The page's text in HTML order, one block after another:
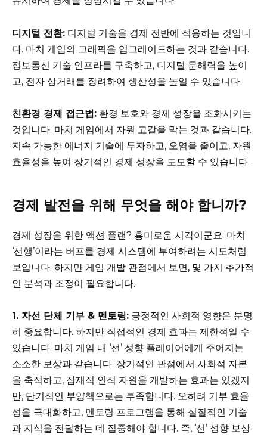
디지털 전환: 디지털 기술을 경제 전반에 적용하는 것입니
다. 마치 게임의 그래픽을 업그레이드하는 것과 같습니다.
정보통신 기술 인프라를 구축하고, 디지털 문해력을 높이
고, 전자 상거래를 장려하여 생산성을 높일 수 있습니다.
친환경 경제 접근법: 환경 보호와 경제 성장을 조화시키는
것입니다. 마치 게임에서 자원 고갈을 막는 것과 같습니다.
지속 가능한 에너지 기술에 투자하고, 오염을 줄이고, 자원
효율성을 높여 장기적인 경제 성장을 도모할 수 있습니다.
경제 발전을 위해 무엇을 해야 합니까?
경제 성장을 위한 액션 플랜? 흥미로운 시각이군요. 마치
‘선행’이라는 버프를 경제 시스템에 부여하려는 시도처럼
보입니다. 하지만 게임 개발 관점에서 보면, 몇 가지 추가적
인 분석과 조정이 필요합니다.
1. 자선 단체 기부 & 멘토링: 긍정적인 사회적 영향은 분명
히 중요합니다. 하지만 직접적인 경제 효과는 제한적일 수
있습니다. 마치 게임 내 ‘선’ 성향 플레이어에게 주어지는
소소한 보상과 같습니다. 장기적인 관점에서 사회적 자본
을 축적하고, 잠재적 인적 자원을 개발하는 효과는 있겠지
만, 단기적인 부양책으로는 부족합니다. 오히려 기부 효율
성을 극대화하고, 멘토링 프로그램을 통해 실질적인 기술
과 지식을 전달하는 데 집중해야 합니다. 즉, ‘선’ 성향 보상